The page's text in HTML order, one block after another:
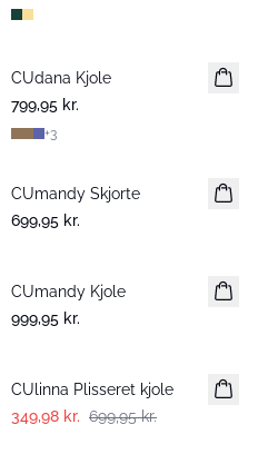
CUdana Kjole
799,95 kr.
+3
CUmandy Skjorte
699,95 kr.
CUmandy Kjole
999,95 kr.
CUlinna Plisseret kjole
349,98 kr. 699,95 kr.